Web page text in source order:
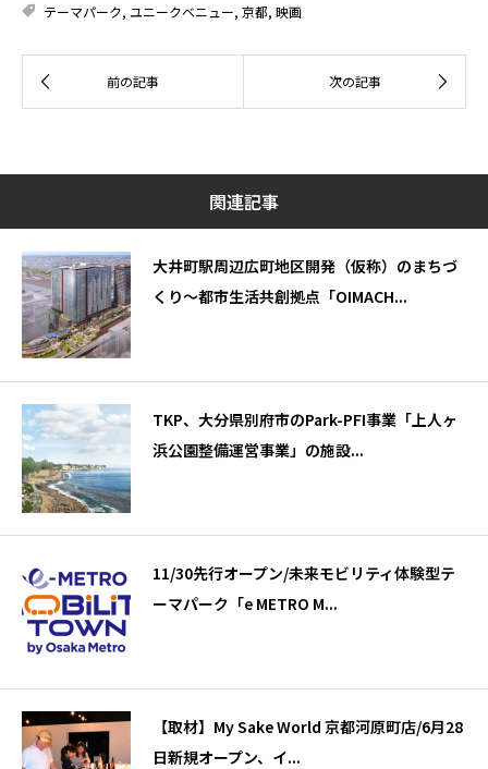
テーマパーク, ユニークベニュー, 京都, 映画
関連記事
大井町駅周辺広町地区開発（仮称）のまちづ
くり～都市生活共創拠点「OIMACH...
TKP、大分県別府市のPark-PFI事業「上人ヶ
浜公園整備運営事業」の施設...
11/30先行オープン/未来モビリティ体験型テ
ーマパーク「e METRO M...
【取材】My Sake World 京都河原町店/6月28
日新規オープン、イ...